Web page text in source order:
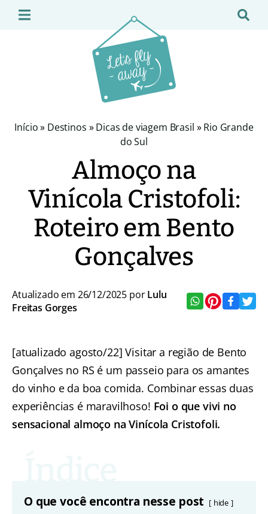
Início» Destinos »Dicas de viagem Brasil »Rio Grande
do Sul
Almoço na
Vinícola Cristofoli:
Roteiro em Bento
Gonçalves
Atualizado em 26/12/2025 porLulu
Freitas Gorges
[atualizado agosto/22] Visitar a região de Bento
Gonçalves no RS é um passeio para os amantes
do vinho e da boa comida. Combinar essas duas
experiências é maravilhoso! Foi o que vivi no
sensacional almoço na Vinícola Cristofoli.
O que você encontra nesse post hide